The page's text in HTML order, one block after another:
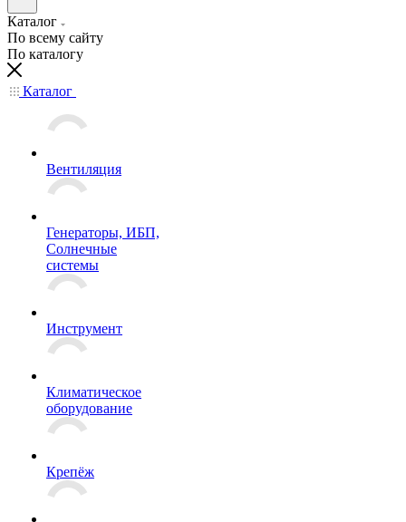
Каталог
По всему сайту
По каталогу
Каталог
Вентиляция
Генераторы, ИБП,
Солнечные
системы
Инструмент
Климатическое
оборудование
Крепёж